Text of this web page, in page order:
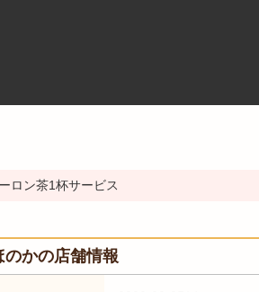
ロン茶1杯サービス
かの店舗情報